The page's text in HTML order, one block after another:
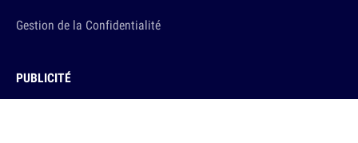
Gestion de la Confidentialité
PUBLICITÉ